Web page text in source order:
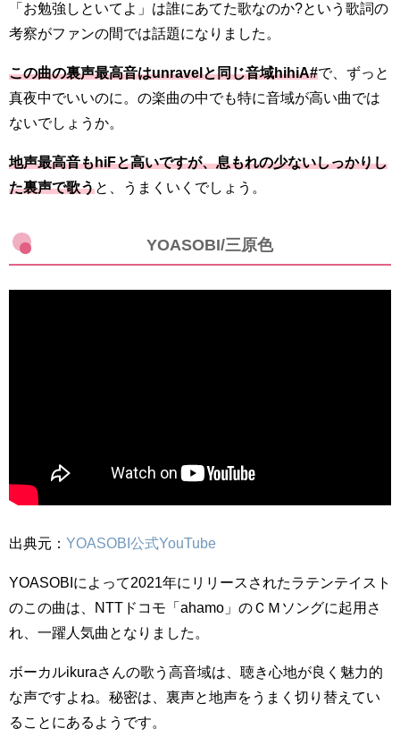
「お勉強しといてよ」は誰にあてた歌なのか?という歌詞の
考察がファンの間では話題になりました。
この曲の裏声最高音はunravelと同じ音域hihiA#で、ずっと
真夜中でいいのに。の楽曲の中でも特に音域が高い曲では
ないでしょうか。
地声最高音もhiFと高いですが、息もれの少ないしっかりし
た裏声で歌うと、うまくいくでしょう。
YOASOBI/三原色
出典元： YOASOBI公式YouTube
YOASOBIによって2021年にリリースされたラテンテイスト
のこの曲は、NTTドコモ「ahamo」のＣＭソングに起用さ
れ、一躍人気曲となりました。
ボーカルikuraさんの歌う高音域は、聴き心地が良く魅力的
な声ですよね。秘密は、裏声と地声をうまく切り替えてい
ることにあるようです。